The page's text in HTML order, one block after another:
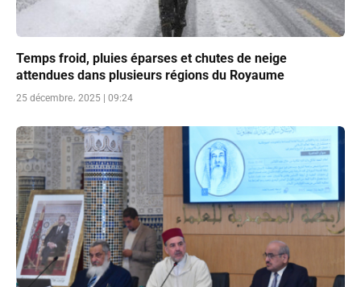
Temps froid, pluies éparses et chutes de neige
attendues dans plusieurs régions du Royaume
25 décembre، 2025 | 09:24